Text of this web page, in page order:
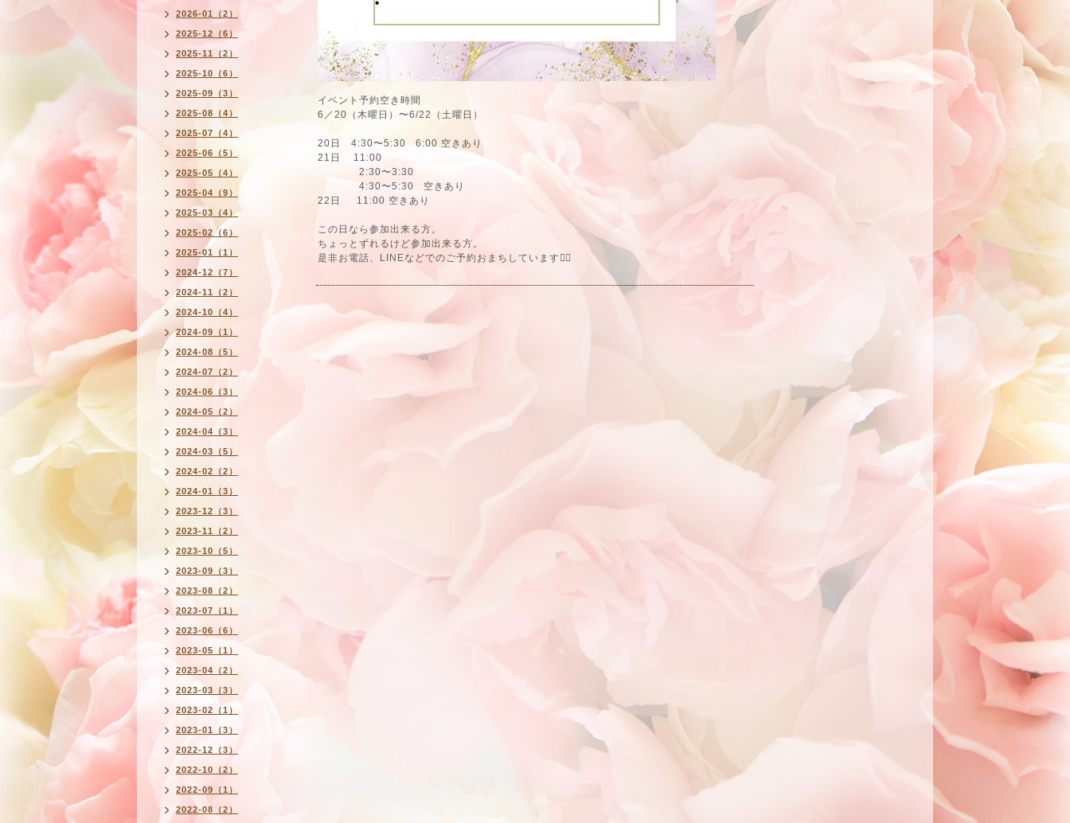
イベント予約空き時間
6／20（木曜日）〜6/22（土曜日）
20日 4:30〜5:30 6:00 空きあり
21日 11:00
2:30〜3:30
4:30〜5:30 空きあり
22日 11:00 空きあり
この日なら参加出来る方。
ちょっとずれるけど参加出来る方。
是非お電話、LINEなどでのご予約おまちしています🙇‍♀️
2026-01（2）
2025-12（6）
2025-11（2）
2025-10（6）
2025-09（3）
2025-08（4）
2025-07（4）
2025-06（5）
2025-05（4）
2025-04（9）
2025-03（4）
2025-02（6）
2025-01（1）
2024-12（7）
2024-11（2）
2024-10（4）
2024-09（1）
2024-08（5）
2024-07（2）
2024-06（3）
2024-05（2）
2024-04（3）
2024-03（5）
2024-02（2）
2024-01（3）
2023-12（3）
2023-11（2）
2023-10（5）
2023-09（3）
2023-08（2）
2023-07（1）
2023-06（6）
2023-05（1）
2023-04（2）
2023-03（3）
2023-02（1）
2023-01（3）
2022-12（3）
2022-10（2）
2022-09（1）
2022-08（2）